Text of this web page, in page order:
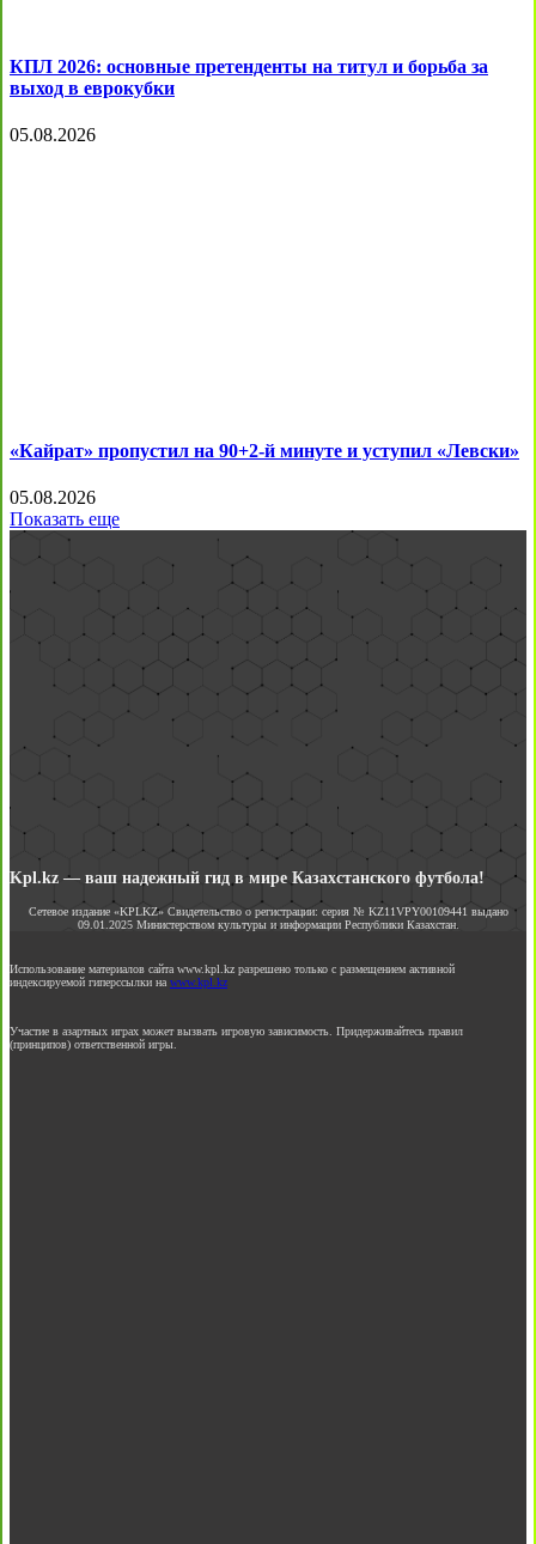
КПЛ 2026: основные претенденты на титул и борьба за
выход в еврокубки
05.08.2026
«Кайрат» пропустил на 90+2-й минуте и уступил «Левски»
05.08.2026
Показать еще
Kpl.kz — ваш надежный гид в мире Казахстанского футбола!
Сетевое издание «KPLKZ» Свидетельство о регистрации: серия № KZ11VPY00109441 выдано
09.01.2025 Министерством культуры и информации Республики Казахстан.
Использование материалов сайта www.kpl.kz разрешено только с размещением активной
индексируемой гиперссылки на www.kpl.kz
Участие в азартных играх может вызвать игровую зависимость. Придерживайтесь правил
(принципов) ответственной игры.